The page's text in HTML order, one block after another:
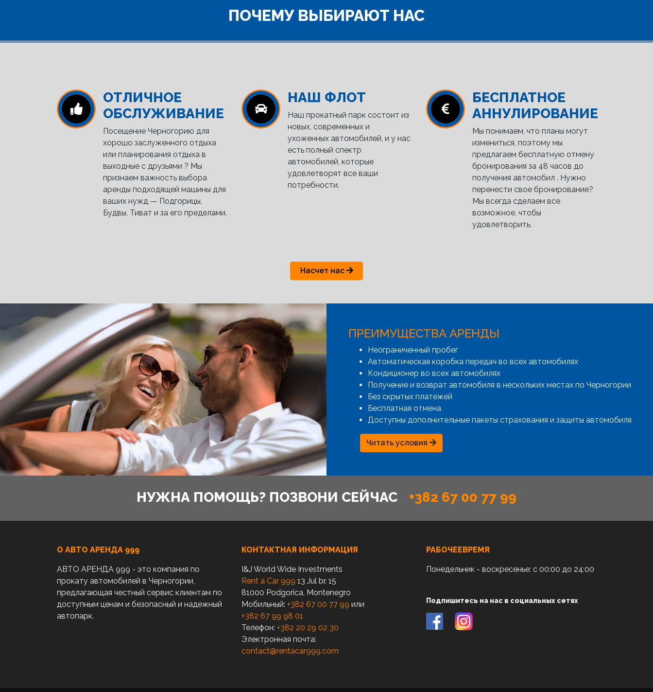
ПОЧЕМУ ВЫБИРАЮТ НАС
ОТЛИЧНОЕ
ОБСЛУЖИВАНИЕ
Посещение Черногорию для
хорошо заслуженного отдыха
или планирования отдыха в
выходные с друзьями ? Мы
признаем важность выбора
аренды подходящей машины для
ваших нужд — Подгорицы,
Будвы, Тиват и за его пределами.
НАШ ФЛОТ
Наш прокатный парк состоит из
новых, современных и
ухоженных автомобилей, и у нас
есть полный спектр
автомобилей, которые
удовлетворят все ваши
потребности.
БЕСПЛАТНОЕ
АННУЛИРОВАНИЕ
Мы понимаем, что планы могут
измениться, поэтому мы
предлагаем бесплатную отмену
бронирования за 48 часов до
получения автомобил . Нужно
перенести свое бронирование?
Мы всегда сделаем все
возможное, чтобы
удовлетворить.
Насчет нас
ПРЕИМУЩЕСТВА АРЕНДЫ
Неограниченный пробег
Автоматическая коробка передач во всех автомобилях
Кондиционер во всех автомобилях
Получение и возврат автомобиля в нескольких местах по Черногории
Без скрытых платежей
Бесплатная отмена
Доступны дополнительные пакеты страхования и защиты автомобиля
Читать условия
НУЖНА ПОМОЩЬ? ПОЗВОНИ СЕЙЧАС +382 67 00 77 99
О АВТО AРЕНДА 999
АВТО АРЕНДА 999 - это компания по
прокату автомобилей в Черногории,
предлагающая честный сервис клиентам по
доступным ценам и безопасный и надежный
автопарк.
КОНТАКТНАЯ ИНФОРМАЦИЯ
I&J World Wide Investments
Rent a Car 999 13 Jul br. 15
81000 Podgorica, Montenegro
Мобильный: +382 67 00 77 99 или
+382 67 99 98 01
Телефон: +382 20 29 02 30
Электронная почта:
contact@rentacar999.com
РАБОЧЕЕВРЕМЯ
Понедельник - воскресенье: с 00:00 до 24:00
Подпишитесь на нас в социальных сетях